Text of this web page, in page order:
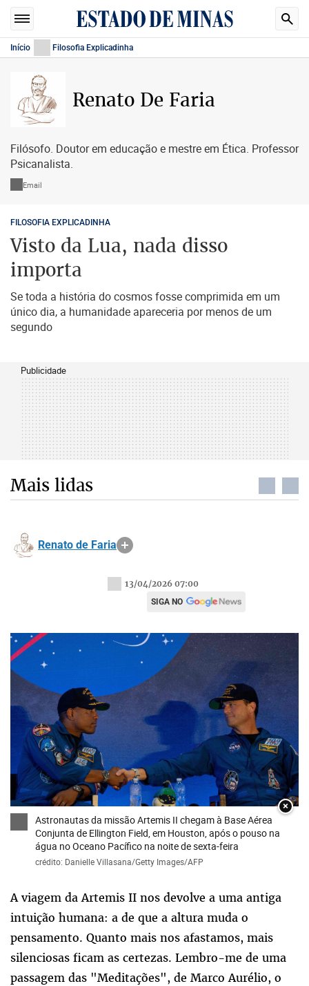
Início Filosofia Explicadinha
Renato De Faria
Filósofo. Doutor em educação e mestre em Ética. Professor
Psicanalista.
Email
FILOSOFIA EXPLICADINHA
Visto da Lua, nada disso
importa
Se toda a história do cosmos fosse comprimida em um
único dia, a humanidade apareceria por menos de um
segundo
Publicidade
Mais lidas
Renato de Faria
13/04/2026 07:00
SIGA NO
×
Astronautas da missão Artemis II chegam à Base Aérea
Conjunta de Ellington Field, em Houston, após o pouso na
água no Oceano Pacífico na noite de sexta-feira
crédito: Danielle Villasana/Getty Images/AFP
A viagem da Artemis II nos devolve a uma antiga
intuição humana: a de que a altura muda o
pensamento. Quanto mais nos afastamos, mais
silenciosas ficam as certezas. Lembro-me de uma
passagem das "Meditações", de Marco Aurélio, o